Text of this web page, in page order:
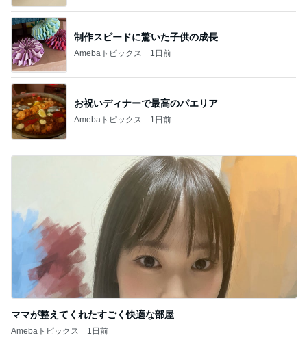
制作スピードに驚いた子供の成長
Amebaトピックス 1日前
お祝いディナーで最高のパエリア
Amebaトピックス 1日前
ママが整えてくれたすごく快適な部屋
Amebaトピックス 1日前